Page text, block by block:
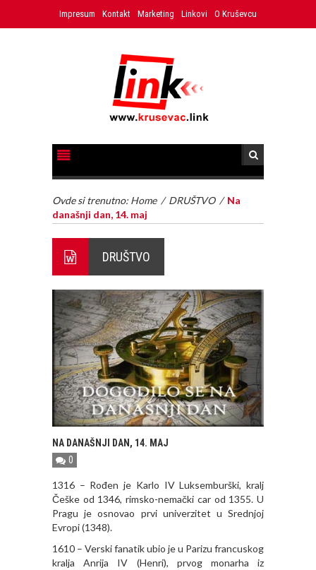
Impresum Kontakt Marketing Linkovi O Kruševcu
Ovde si trenutno: Home / DRUŠTVO / Na
današnji dan, 14. maj
DRUŠTVO
NA DANAŠNJI DAN, 14. MAJ
0
1316 – Rođen je Karlo IV Luksemburški, kralj
Češke od 1346, rimsko-nemački car od 1355. U
Pragu je osnovao prvi univerzitet u Srednjoj
Evropi (1348).
1610 – Verski fanatik ubio je u Parizu francuskog
kralja Anrija IV (Henri), prvog monarha iz